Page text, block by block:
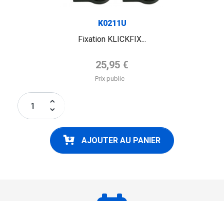
K0211U
Fixation KLICKFIX...
Prix de base
25,95 €
Prix public
keyboard_arrow_up
keyboard_arrow_down
AJOUTER AU PANIER